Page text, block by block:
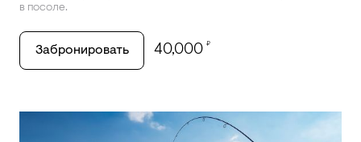
в посоле.
Забронировать 40,000 ₽